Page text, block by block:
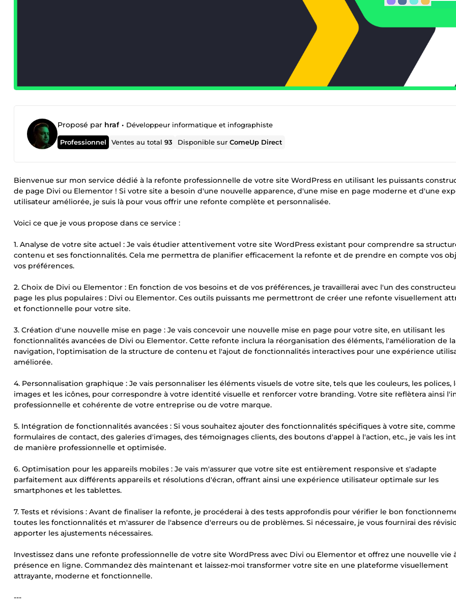
Proposé par hraf • Développeur informatique et infographiste
Professionnel Ventes au total93 Disponible surComeUp Direct
Bienvenue sur mon service dédié à la refonte professionnelle de votre site WordPress en utilisant les puissants
de page Divi ou Elementor ! Si votre site a besoin d'une nouvelle apparence, d'une mise en page moderne et d'une
utilisateur améliorée, je suis là pour vous offrir une refonte complète et personnalisée.
Voici ce que je vous propose dans ce service :
1. Analyse de votre site actuel : Je vais étudier attentivement votre site WordPress existant pour comprendre sa
contenu et ses fonctionnalités. Cela me permettra de planifier efficacement la refonte et de prendre en compte vos
vos préférences.
2. Choix de Divi ou Elementor : En fonction de vos besoins et de vos préférences, je travaillerai avec l'un des
page les plus populaires : Divi ou Elementor. Ces outils puissants me permettront de créer une refonte visuellement
et fonctionnelle pour votre site.
3. Création d'une nouvelle mise en page : Je vais concevoir une nouvelle mise en page pour votre site, en utilisant les
fonctionnalités avancées de Divi ou Elementor. Cette refonte inclura la réorganisation des éléments, l'amélioration de la
navigation, l'optimisation de la structure de contenu et l'ajout de fonctionnalités interactives pour une expérience
améliorée.
4. Personnalisation graphique : Je vais personnaliser les éléments visuels de votre site, tels que les couleurs, les polices,
images et les icônes, pour correspondre à votre identité visuelle et renforcer votre branding. Votre site reflètera ainsi
professionnelle et cohérente de votre entreprise ou de votre marque.
5. Intégration de fonctionnalités avancées : Si vous souhaitez ajouter des fonctionnalités spécifiques à votre site,
formulaires de contact, des galeries d'images, des témoignages clients, des boutons d'appel à l'action, etc., je vais les
de manière professionnelle et optimisée.
6. Optimisation pour les appareils mobiles : Je vais m'assurer que votre site est entièrement responsive et s'adapte
parfaitement aux différents appareils et résolutions d'écran, offrant ainsi une expérience utilisateur optimale sur les
smartphones et les tablettes.
7. Tests et révisions : Avant de finaliser la refonte, je procéderai à des tests approfondis pour vérifier le bon
toutes les fonctionnalités et m'assurer de l'absence d'erreurs ou de problèmes. Si nécessaire, je vous fournirai des
apporter les ajustements nécessaires.
Investissez dans une refonte professionnelle de votre site WordPress avec Divi ou Elementor et offrez une nouvelle vie
présence en ligne. Commandez dès maintenant et laissez-moi transformer votre site en une plateforme visuellement
attrayante, moderne et fonctionnelle.
---